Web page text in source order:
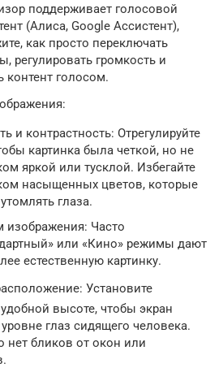
поддерживает голосовой
(Алиса, Google Ассистент),
как просто переключать
регулировать громкость и
контент голосом.
и контрастность: Отрегулируйте
картинка была четкой, но не
яркой или тусклой. Избегайте
насыщенных цветов, которые
глаза.
изображения: Часто
или «Кино» режимы дают
естественную картинку.
Установите
высоте, чтобы экран
глаз сидящего человека.
нет бликов от окон или